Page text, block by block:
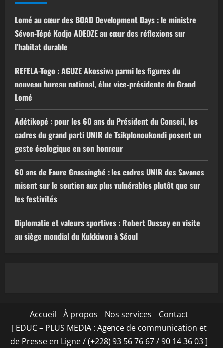
Lomé au cœur des BOAD Development Days : le ministre
Sévon-Tépé Kodjo ADEDZE au cœur des réflexions sur
l’habitat durable
REFELA-Togo : AGUZE Akossiwa parmi les figures du
nouveau bureau national, élue vice-présidente du Grand
Lomé
Adétikopé : pour les 60 ans du Président du Conseil, les
cadres du grand parti UNIR de Tsikplonoukondi posent un
geste écologique en son honneur
60 ans de Faure Gnassingbé : les cadres UNIR des Savanes
misent sur le soutien aux plus vulnérables plutôt que sur
les festivités
Diplomatie et valeurs sportives : Robert Dussey en visite
au siège mondial du Kukkiwon à Séoul
Accueil À propos Nos services
Contact
[ EDUC – PLUS MEDIA : Agence de communication et
de Presse en Ligne / (+228) 93 56 76 67 / 90 14 36 03 ]